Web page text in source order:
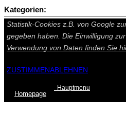
Auf dieser Seite werden technisch
Statistik-Cookies z.B. von Google
gegeben haben. Die Einwilligung
Verwendung von Daten finden Sie
ZUSTIMMENABLEHNEN
Homepage
Hauptmenu
Kategorien: